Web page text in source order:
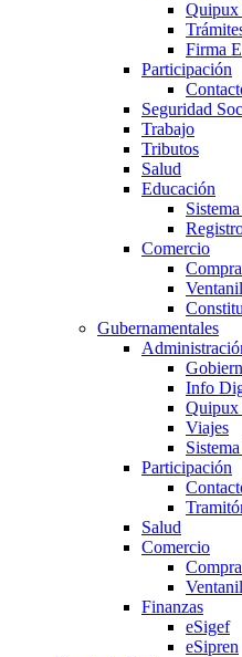
Quipux
Firma
Participación
Seguridad
Trabajo
Tributos
Salud
Educación
Comercio
Gubernamentales
Info
Quipux
Viajes
Participación
Salud
Comercio
Finanzas
eSigef
eSipren